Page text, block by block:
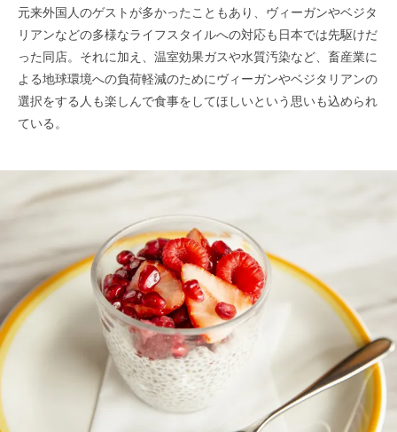
元来外国人のゲストが多かったこともあり、ヴィーガンやベジタ
リアンなどの多様なライフスタイルへの対応も日本では先駆けだ
った同店。それに加え、温室効果ガスや水質汚染など、畜産業に
よる地球環境への負荷軽減のためにヴィーガンやベジタリアンの
選択をする人も楽しんで食事をしてほしいという思いも込められ
ている。